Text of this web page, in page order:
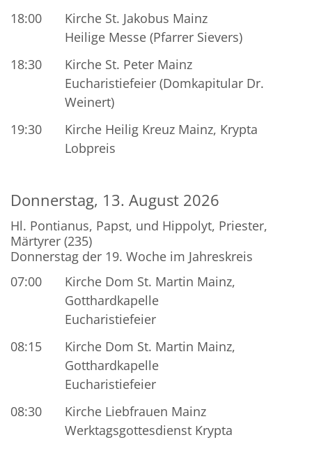
18:00
Kirche St. Jakobus Mainz
Heilige Messe (Pfarrer Sievers)
18:30
Kirche St. Peter Mainz
Eucharistiefeier (Domkapitular Dr.
Weinert)
19:30
Kirche Heilig Kreuz Mainz, Krypta
Lobpreis
Donnerstag, 13. August 2026
Hl. Pontianus, Papst, und Hippolyt, Priester,
Märtyrer (235)
Donnerstag der 19. Woche im Jahreskreis
07:00
Kirche Dom St. Martin Mainz,
Gotthardkapelle
Eucharistiefeier
08:15
Kirche Dom St. Martin Mainz,
Gotthardkapelle
Eucharistiefeier
08:30
Kirche Liebfrauen Mainz
Werktagsgottesdienst Krypta